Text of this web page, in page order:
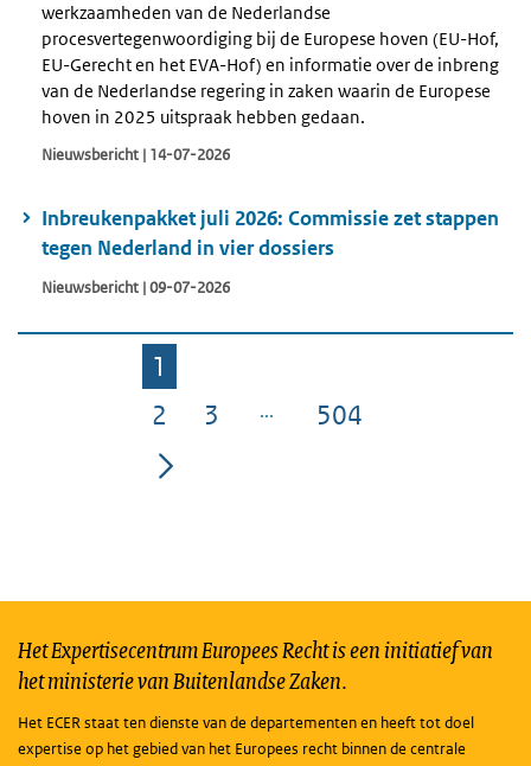
werkzaamheden van de Nederlandse
procesvertegenwoordiging bij de Europese hoven (EU-Hof,
EU-Gerecht en het EVA-Hof) en informatie over de inbreng
van de Nederlandse regering in zaken waarin de Europese
hoven in 2025 uitspraak hebben gedaan.
Nieuwsbericht | 14-07-2026
Inbreukenpakket juli 2026: Commissie zet stappen
tegen Nederland in vier dossiers
Nieuwsbericht | 09-07-2026
Pagina
1
Pagina
2 Pagina
3 Pagina
504
Het Expertisecentrum Europees Recht is een initiatief van
het ministerie van Buitenlandse Zaken.
Het ECER staat ten dienste van de departementen en heeft tot doel
expertise op het gebied van het Europees recht binnen de centrale